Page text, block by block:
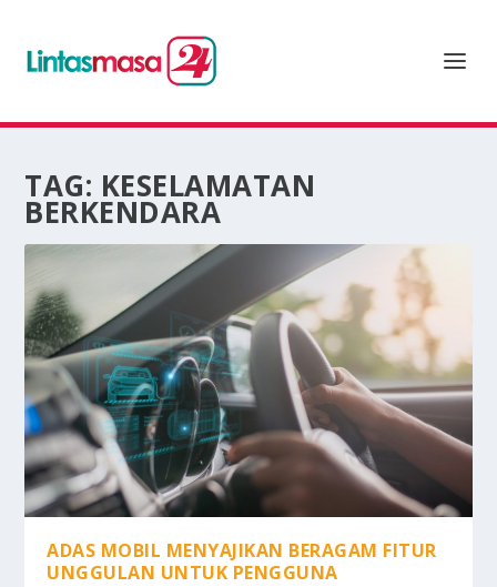
TAG: KESELAMATAN
BERKENDARA
ADAS MOBIL MENYAJIKAN BERAGAM FITUR
UNGGULAN UNTUK PENGGUNA